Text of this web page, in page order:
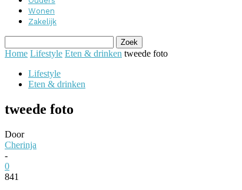
Wonen
Zakelijk
Home Lifestyle Eten & drinken tweede foto
Lifestyle
Eten & drinken
tweede foto
Door
Cherinja
-
0
841